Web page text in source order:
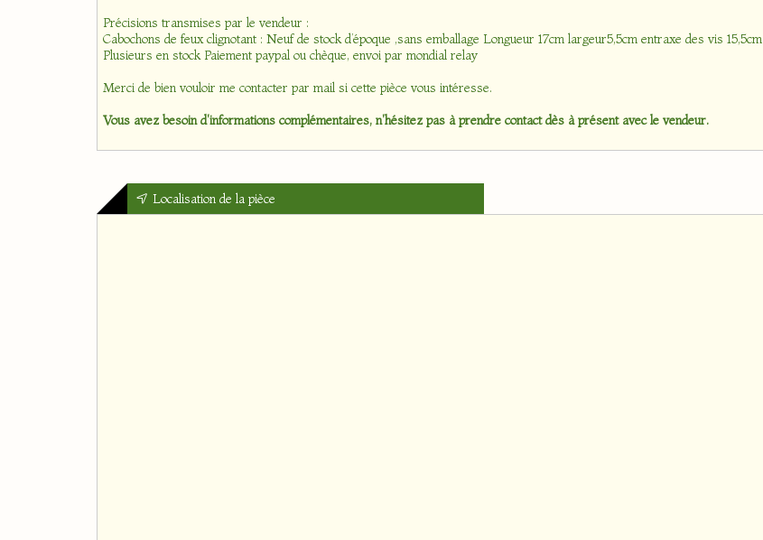
Précisions transmises par le vendeur :
Cabochons de feux clignotant : Neuf de stock d’époque ,sans emballage Longueur 17cm largeur5,5cm entraxe des vis 15,5cm
Plusieurs en stock Paiement paypal ou chèque, envoi par mondial relay
Merci de bien vouloir me contacter par mail si cette pièce vous intéresse.
Vous avez besoin d'informations complémentaires, n'hésitez pas à prendre contact dès à présent avec le vendeur.
Localisation de la pièce